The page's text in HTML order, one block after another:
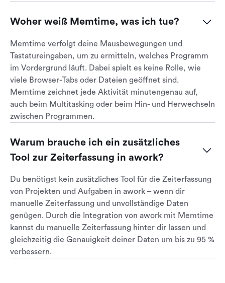
Woher weiß Memtime, was ich tue?
Memtime verfolgt deine Mausbewegungen und
Tastatureingaben, um zu ermitteln, welches Programm
im Vordergrund läuft. Dabei spielt es keine Rolle, wie
viele Browser-Tabs oder Dateien geöffnet sind.
Memtime zeichnet jede Aktivität minutengenau auf,
auch beim Multitasking oder beim Hin- und Herwechseln
zwischen Programmen.
Warum brauche ich ein zusätzliches
Tool zur Zeiterfassung in awork?
Du benötigst kein zusätzliches Tool für die Zeiterfassung
von Projekten und Aufgaben in awork – wenn dir
manuelle Zeiterfassung und unvollständige Daten
genügen. Durch die Integration von awork mit Memtime
kannst du manuelle Zeiterfassung hinter dir lassen und
gleichzeitig die Genauigkeit deiner Daten um bis zu 95 %
verbessern.